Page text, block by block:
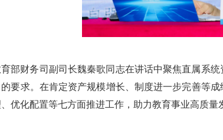
部财务司副司长魏秦歌同志在讲话中聚焦直属系
要求。在肯定资产规模增长、制度进一步完善等
优化配置等七方面推进工作，助力教育事业高质量